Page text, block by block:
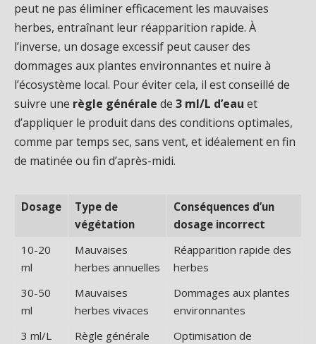
peut ne pas éliminer efficacement les mauvaises
herbes, entraînant leur réapparition rapide. À
l’inverse, un dosage excessif peut causer des
dommages aux plantes environnantes et nuire à
l’écosystème local. Pour éviter cela, il est conseillé de
suivre une règle générale de 3 ml/L d’eau et
d’appliquer le produit dans des conditions optimales,
comme par temps sec, sans vent, et idéalement en fin
de matinée ou fin d’après-midi.
Dosage
Type de
végétation
Conséquences d’un
dosage incorrect
10-20
ml
Mauvaises
herbes annuelles
Réapparition rapide des
herbes
30-50
ml
Mauvaises
herbes vivaces
Dommages aux plantes
environnantes
3 ml/L
Règle générale
Optimisation de